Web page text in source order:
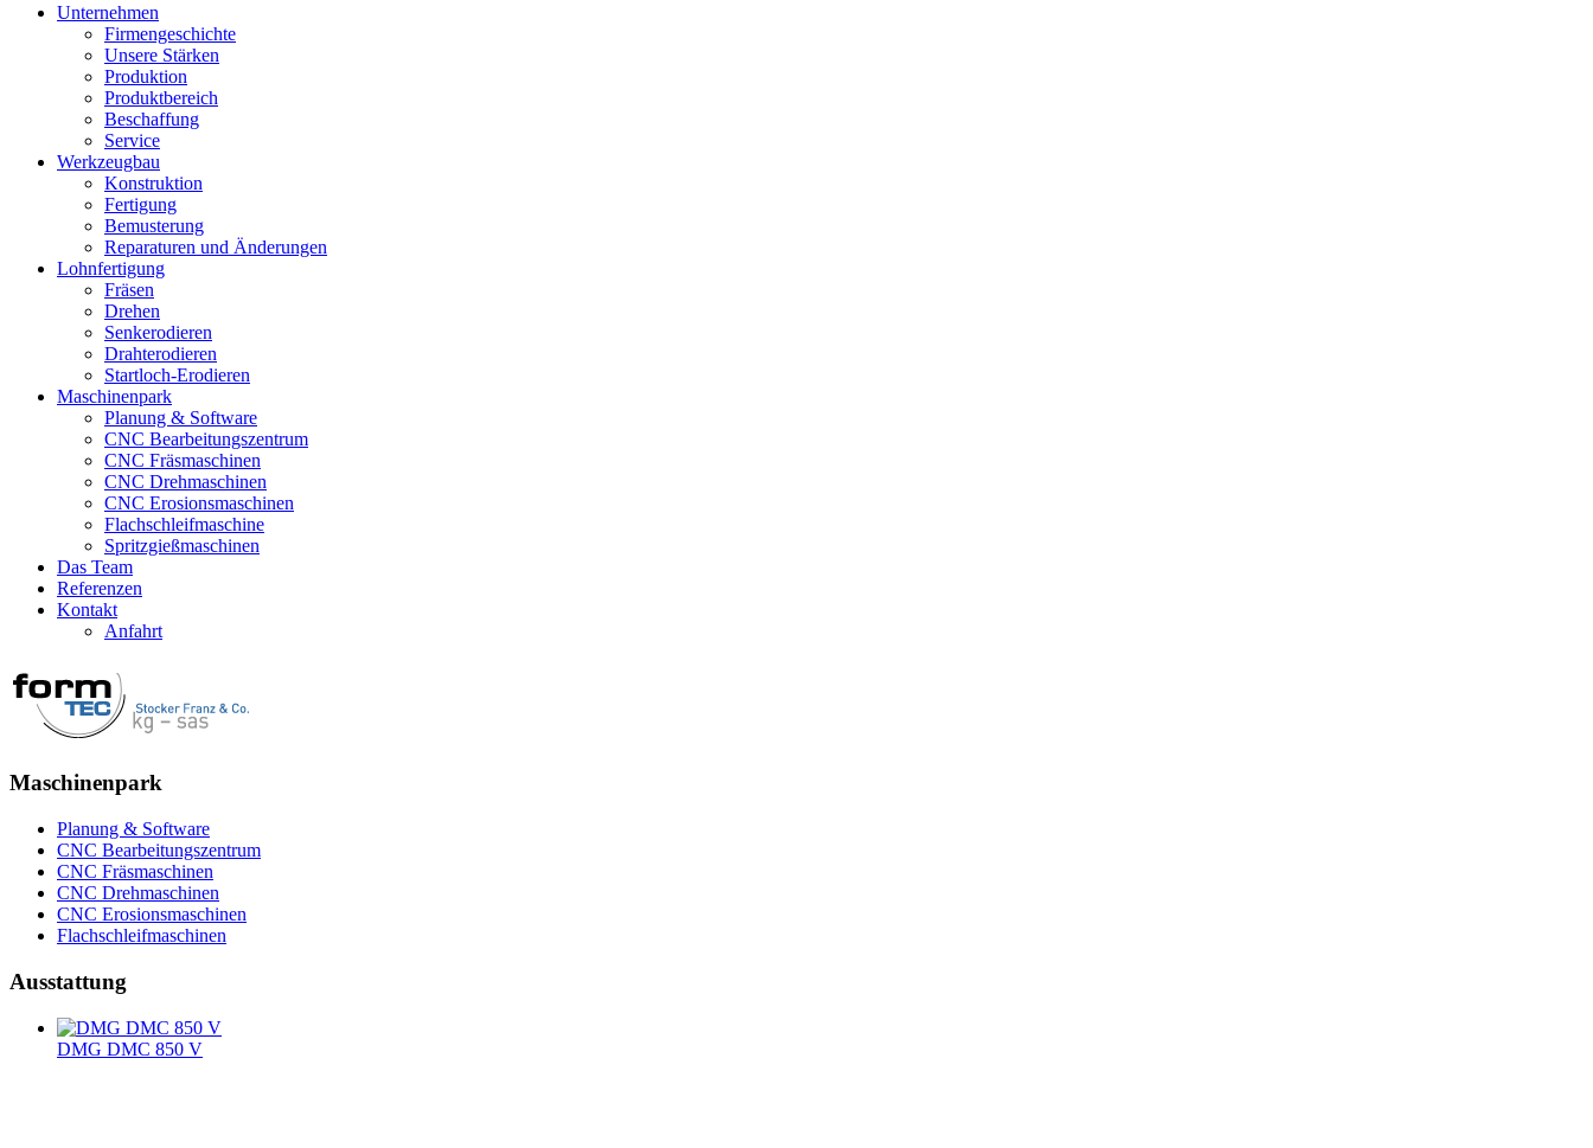
Unternehmen
Firmengeschichte
Unsere Stärken
Produktion
Produktbereich
Beschaffung
Service
Werkzeugbau
Konstruktion
Fertigung
Bemusterung
Reparaturen und Änderungen
Lohnfertigung
Fräsen
Drehen
Senkerodieren
Drahterodieren
Startloch-Erodieren
Maschinenpark
Planung & Software
CNC Bearbeitungszentrum
CNC Fräsmaschinen
CNC Drehmaschinen
CNC Erosionsmaschinen
Flachschleifmaschine
Spritzgießmaschinen
Das Team
Referenzen
Kontakt
Anfahrt
Maschinenpark
Planung & Software
CNC Bearbeitungszentrum
CNC Fräsmaschinen
CNC Drehmaschinen
CNC Erosionsmaschinen
Flachschleifmaschinen
Ausstattung
DMG DMC 850 V